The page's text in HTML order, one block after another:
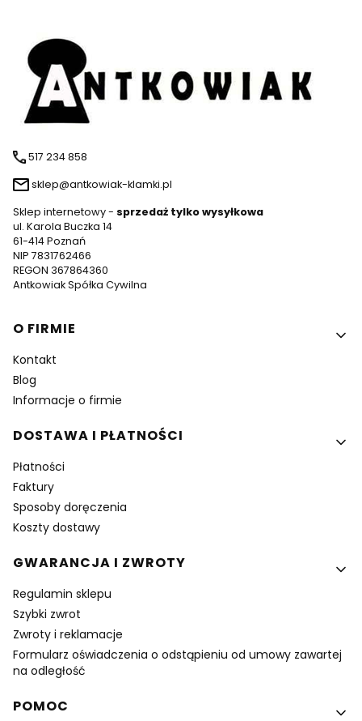
517 234 858
sklep@antkowiak-klamki.pl
Sklep internetowy - sprzedaż tylko wysyłkowa
ul. Karola Buczka 14
61-414 Poznań
NIP 7831762466
REGON 367864360
Antkowiak Spółka Cywilna
Linki w stopce
O FIRMIE
Kontakt
Blog
Informacje o firmie
DOSTAWA I PŁATNOŚCI
Płatności
Faktury
Sposoby doręczenia
Koszty dostawy
GWARANCJA I ZWROTY
Regulamin sklepu
Szybki zwrot
Zwroty i reklamacje
Formularz oświadczenia o odstąpieniu od umowy zawartej
na odległość
POMOC